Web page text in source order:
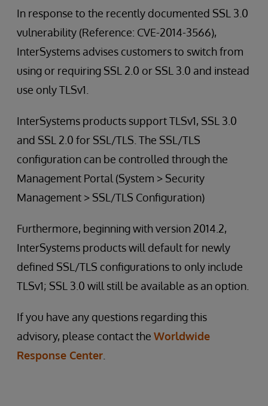
In response to the recently documented SSL 3.0
vulnerability (Reference: CVE-2014-3566),
InterSystems advises customers to switch from
using or requiring SSL 2.0 or SSL 3.0 and instead
use only TLSv1.
InterSystems products support TLSv1, SSL 3.0
and SSL 2.0 for SSL/TLS. The SSL/TLS
configuration can be controlled through the
Management Portal (System > Security
Management > SSL/TLS Configuration)
Furthermore, beginning with version 2014.2,
InterSystems products will default for newly
defined SSL/TLS configurations to only include
TLSv1; SSL 3.0 will still be available as an option.
If you have any questions regarding this
advisory, please contact the Worldwide
Response Center